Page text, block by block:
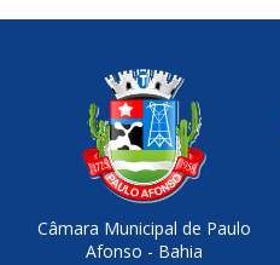
Câmara Municipal de Paulo
Afonso - Bahia